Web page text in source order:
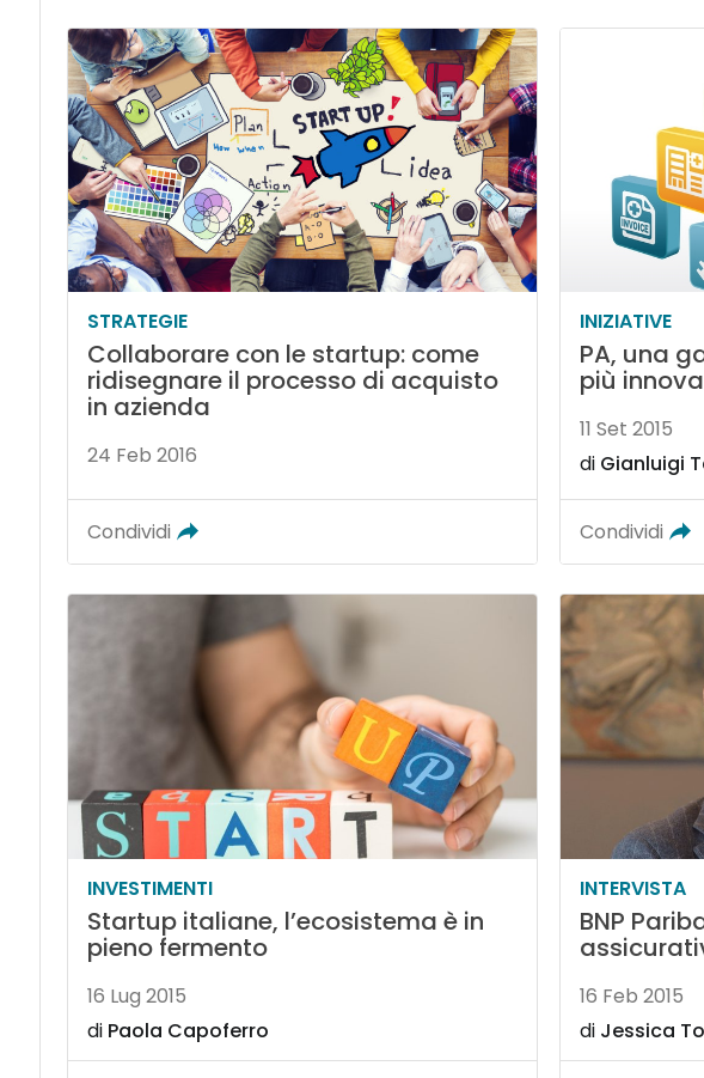
STRATEGIE
Collaborare con le startup: come
ridisegnare il processo di acquisto
in azienda
24 Feb 2016
Condividi
INIZIATIVE
PA, una
più
11 Set 2015
di Gianluigi
Condividi
INVESTIMENTI
Startup italiane, l’ecosistema è in
pieno fermento
16 Lug 2015
di Paola Capoferro
INTERVISTA
BNP
16 Feb 2015
di Jessica